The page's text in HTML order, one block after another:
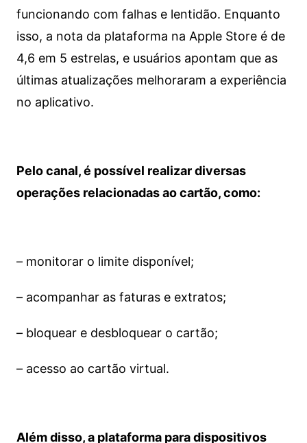
funcionando com falhas e lentidão. Enquanto
isso, a nota da plataforma na Apple Store é de
4,6 em 5 estrelas, e usuários apontam que as
últimas atualizações melhoraram a experiência
no aplicativo.
Pelo canal, é possível realizar diversas
operações relacionadas ao cartão, como:
– monitorar o limite disponível;
– acompanhar as faturas e extratos;
– bloquear e desbloquear o cartão;
– acesso ao cartão virtual.
Além disso, a plataforma para dispositivos